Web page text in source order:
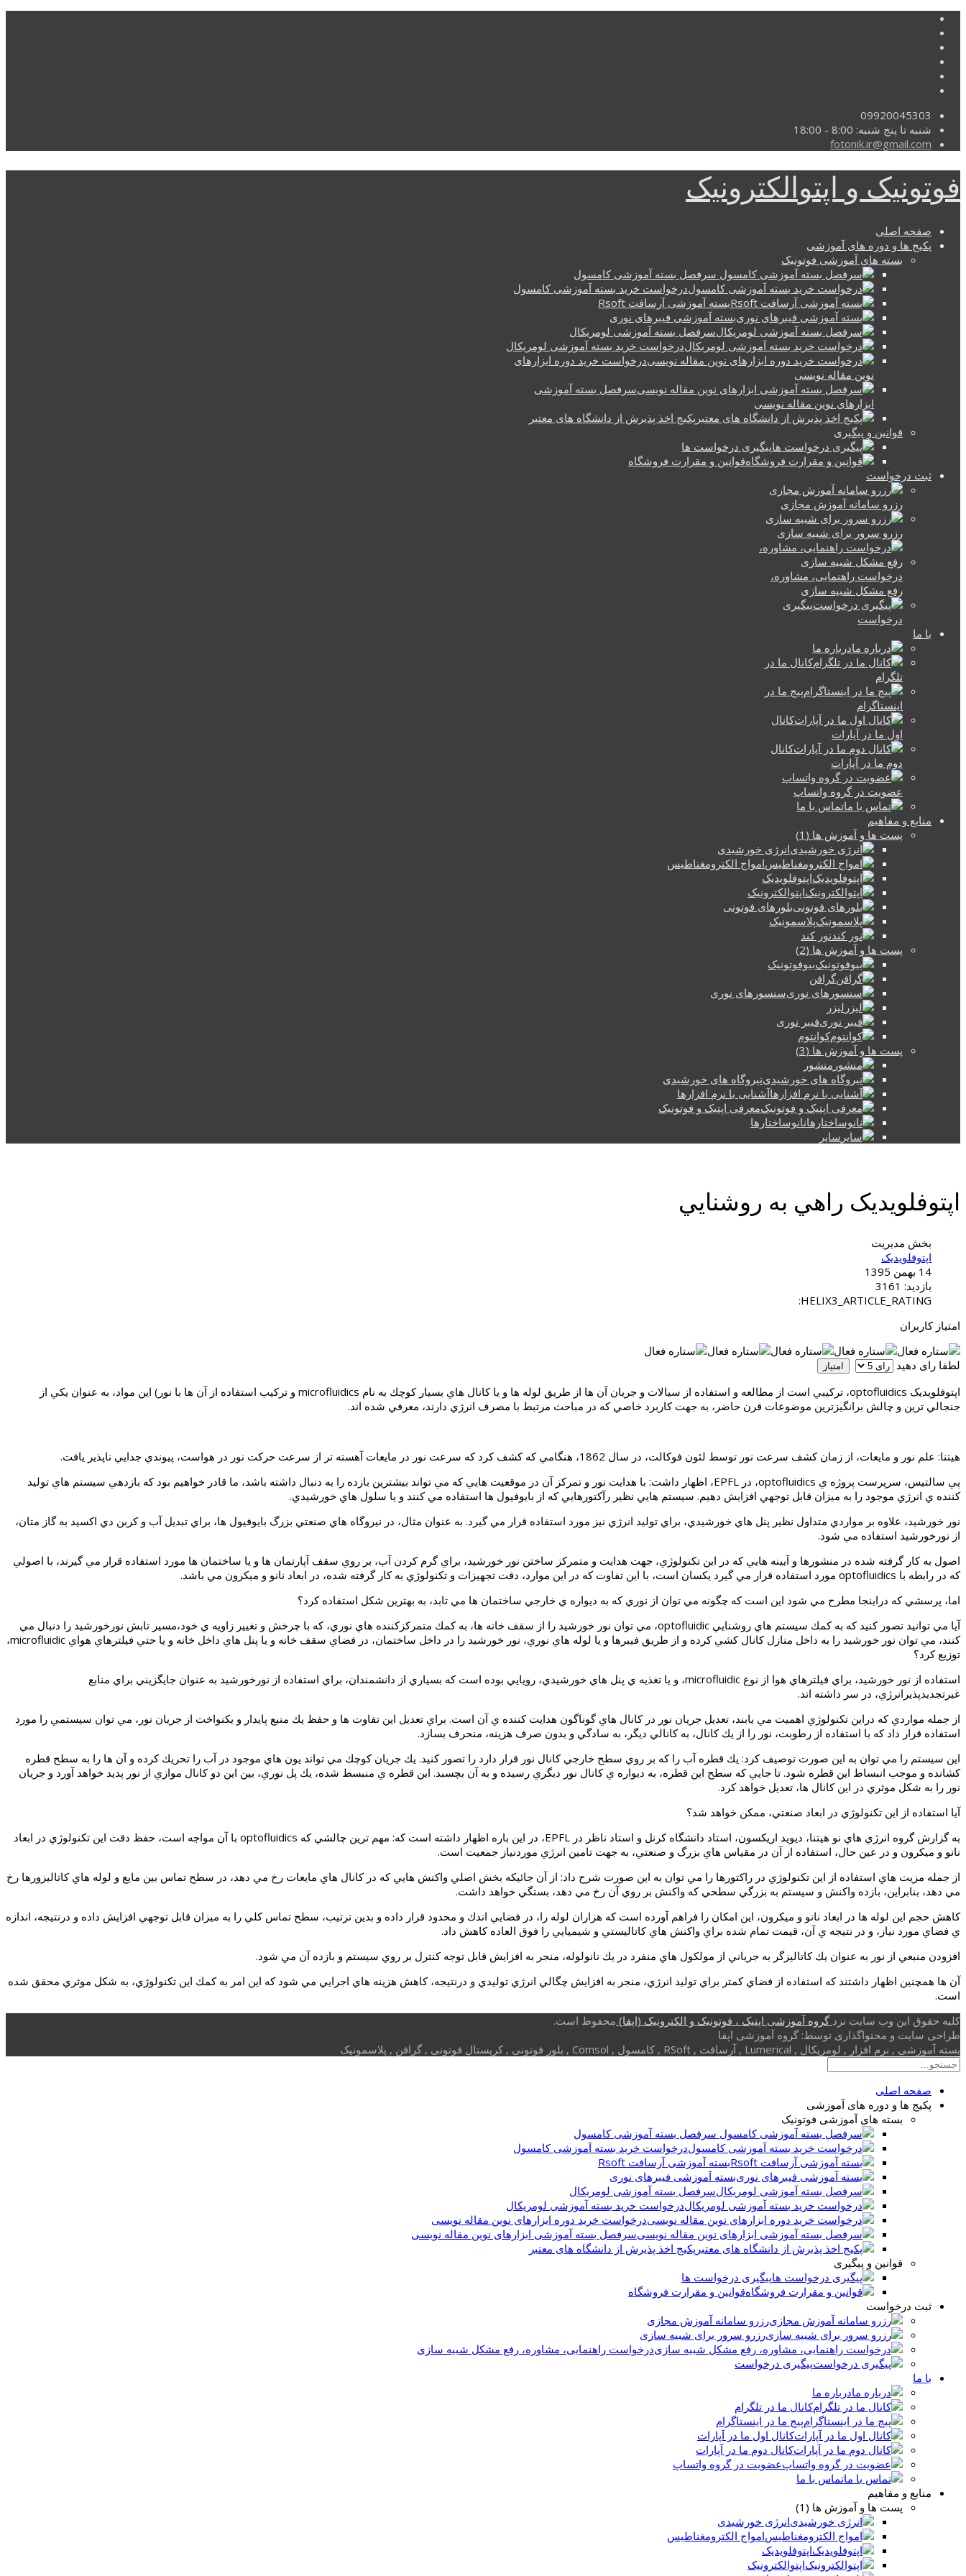
09920045303
شنبه تا پنج شنبه: 8:00 - 18:00
fotonik.ir@gmail.com
فوتونیک و اپتوالکترونیک
صفحه اصلی
پکیج ها و دوره های آموزشی
بسته های آموزشی فوتونیک
سرفصل بسته آموزشی کامسول
درخواست خرید بسته آموزشی کامسول
بسته آموزشی آرسافت Rsoft
بسته آموزشی فیبرهای نوری
سرفصل بسته آموزشی لومریکال
درخواست خرید بسته آموزشی لومریکال
درخواست خرید دوره ابزارهای
نوین مقاله نویسی
سرفصل بسته آموزشی
ابزارهای نوین مقاله نویسی
پکیج اخذ پذیرش از دانشگاه های معتبر
قوانین و پیگیری
پیگیری درخواست ها
قوانین و مقرارت فروشگاه
ثبت درخواست
رزرو سامانه آموزش مجازی
رزرو سرور برای شبیه سازی
درخواست راهنمایی، مشاوره،
رفع مشکل شبیه سازی
پیگیری
درخواست
با ما
درباره ما
کانال ما در
تلگرام
پیج ما در
اینستاگرام
کانال
اول ما در آپارات
کانال
دوم ما در آپارات
عضویت در گروه واتساپ
تماس با ما
منابع و مفاهیم
پست ها و آموزش ها (1)
انرژی خورشیدی
امواج الکترومغناطیس
اپتوفلویدیک
اپتوالکترونیک
بلورهای فوتونی
پلاسمونیک
نور کند
پست ها و آموزش ها (2)
بیوفوتونیک
گرافن
سنسورهای نوری
لیزر
فیبر نوری
کوانتوم
پست ها و آموزش ها (3)
منشور
نیروگاه های خورشیدی
آشنایی با نرم افزارها
معرفی اپتیک و فوتونیک
نانوساختارها
سایر
اپتوفلویدیک راهي به روشنايي
بخش مدیریت
اپتوفلویدیک
14 بهمن 1395
بازدید: 3161
HELIX3_ARTICLE_RATING:
امتیاز کاربران
لطفا رای دهید
اپتوفلویدیک optofluidics، تركيبي است از مطالعه و استفاده از سيالات و جريان آن ها از طريق لوله ها و يا كانال هاي بسيار كوچك به نام microfluidics و تركيب استفاده از آن ها با نور) اين مواد، به عنوان يكي از
جنجالي ترين و چالش برانگيزترين موضوعات قرن حاضر، به جهت كاربرد خاصي كه در مباحث مرتبط با مصرف انرژي دارند، معرفي شده اند.
هيتنا: علم نور و مايعات، از زمان كشف سرعت نور توسط لئون فوكالت، در سال 1862، هنگامي كه كشف كرد كه سرعت نور در مايعات آهسته تر از سرعت حركت نور در هواست، پيوندي جدايي ناپذير يافت.
پي سالتيس، سرپرست پروژه ي optofluidics، در EPFL، اظهار داشت: با هدايت نور و تمركز آن در موقعيت هايي كه مي تواند بيشترين بازده را به دنبال داشته باشد، ما قادر خواهيم بود كه بازدهي سيستم هاي توليد
كننده ي انرژي موجود را به ميزان قابل توجهي افزايش دهيم. سيستم هايي نظير رآكتورهايي كه از بايوفيول ها استفاده مي كنند و يا سلول هاي خورشيدي.
نور خورشيد، علاوه بر مواردي متداول نظير پنل هاي خورشيدي، براي توليد انرژي نيز مورد استفاده قرار مي گيرد. به عنوان مثال، در نيروگاه هاي صنعتي بزرگ بايوفيول ها، براي تبديل آب و كربن دي اكسيد به گاز متان،
از نورخورشيد استفاده مي شود.
اصول به كار گرفته شده در منشورها و آيينه هايي كه در اين تكنولوژي، جهت هدايت و متمركز ساختن نور خورشيد، براي گرم كردن آب، بر روي سقف آپارتمان ها و يا ساختمان ها مورد استفاده قرار مي گيرند، با اصولي
كه در رابطه با optofluidics مورد استفاده قرار مي گيرد يكسان است، با اين تفاوت كه در اين موارد، دقت تجهيزات و تكنولوژي به كار گرفته شده، در ابعاد نانو و ميكرون مي باشد.
اما، پرسشي كه دراينجا مطرح مي شود اين است كه چگونه مي توان از نوري كه به ديواره ي خارجي ساختمان ها مي تابد، به بهترين شكل استفاده كرد؟
آيا مي توانيد تصور كنيد كه به كمك سيستم هاي روشنايي optofluidic، مي توان نور خورشيد را از سقف خانه ها، به كمك متمركزكننده هاي نوري، كه با چرخش و تغيير زاويه ي خود،مسير تابش نورخورشيد را دنبال مي
كنند، مي توان نور خورشيد را به داخل منازل كانال كشي كرده و از طريق فيبرها و يا لوله هاي نوري، نور خورشيد را در داخل ساختمان، در فضاي سقف خانه و يا پنل هاي داخل خانه و يا حتي فيلترهاي هواي microfluidic،
توزيع كرد؟
استفاده از نور خورشيد، براي فيلترهاي هوا از نوع microfluidic، و يا تغذيه ي پنل هاي خورشيدي، رويايي بوده است كه بسياري از دانشمندان، براي استفاده از نورخورشيد به عنوان جايگزيني براي منابع
غيرتجديدپذيرانرژي، در سر داشته اند.
از جمله مواردي كه دراين تكنولوژي اهميت مي يابند، تعديل جريان نور در كانال هاي گوناگون هدايت كننده ي آن است. براي تعديل اين تفاوت ها و حفظ يك منبع پايدار و يكنواخت از جريان نور، مي توان سيستمي را مورد
استفاده قرار داد كه با استفاده از رطوبت، نور را از يك كانال، به كانالي ديگر، به سادگي و بدون صرف هزينه، منحرف بسازد.
اين سيستم را مي توان به اين صورت توصيف كرد: يك قطره آب را كه بر روي سطح خارجي كانال نور قرار دارد را تصور كنيد. يك جريان كوچك مي تواند يون هاي موجود در آب را تحريك كرده و آن ها را به سطح قطره
كشانده و موجب انبساط اين قطره شود. تا جايي كه سطح اين قطره، به ديواره ي كانال نور ديگري رسيده و به آن بچسبد. اين قطره ي منبسط شده، يك پل نوري، بين اين دو كانال موازي از نور پديد خواهد آورد و جريان
نور را به شكل موثري در اين كانال ها، تعديل خواهد كرد.
آيا استفاده از اين تكنولوژي در ابعاد صنعتي، ممكن خواهد شد؟
به گزارش گروه انرژي هاي نو هيتنا، ديويد اريكسون، استاد دانشگاه كرنل و استاد ناظر در EPFL، در اين باره اظهار داشته است كه: مهم ترين چالشي كه optofluidics با آن مواجه است، حفظ دقت اين تكنولوژي در ابعاد
نانو و ميكرون و در عين حال، استفاده از آن در مقياس هاي بزرگ و صنعتي، به جهت تامين انرژي موردنياز جمعيت است.
از جمله مزيت هاي استفاده از اين تكنولوژي در راكتورها را مي توان به اين صورت شرح داد: از آن جائيكه بخش اصلي واكنش هايي كه در كانال هاي مايعات رخ مي دهد، در سطح تماس بين مايع و لوله هاي كاتاليزورها رخ
مي دهد، بنابراين، بازده واكنش و سيستم به بزرگي سطحي كه واكنش بر روي آن رخ مي دهد، بستگي خواهد داشت.
كاهش حجم اين لوله ها در ابعاد نانو و ميكرون، اين امكان را فراهم آورده است كه هزاران لوله را، در فضايي اندك و محدود قرار داده و بدين ترتيب، سطح تماس كلي را به ميزان قابل توجهي افزايش داده و درنتيجه، اندازه
ي فضاي مورد نياز، و در نتيجه ي آن، قيمت تمام شده براي واكنش هاي كاتاليستي و شيميايي را فوق العاده كاهش داد.
افزودن منبعي از نور به عنوان يك كاتاليزگر به جرياني از مولكول هاي منفرد در يك نانولوله، منجر به افزايش قابل توجه كنترل بر روي سيستم و بازده آن مي شود.
آن ها همچنين اظهار داشتند كه استفاده از فضاي كمتر براي توليد انرژي، منجر به افزايش چگالي انرژي توليدي و درنتيجه، كاهش هزينه هاي اجرايي مي شود كه اين امر به كمك اين تكنولوژي، به شكل موثري محقق شده
است.
کلیه حقوق این وب سایت نزد گروه آموزشی اپتیک ، فوتونیک و الکترونیک (اپفا) محفوظ است.
طراحی سایت و محتواگذاری توسط: گروه آموزشی اپفا
بسته آموزشی , نرم افزار , لومریکال , Lumerical , آرسافت , RSoft , کامسول , Comsol , بلور فوتونی , کریستال فوتونی , گرافن , پلاسمونیک
صفحه اصلی
پکیج ها و دوره های آموزشی
بسته های آموزشی فوتونیک
سرفصل بسته آموزشی کامسول
درخواست خرید بسته آموزشی کامسول
بسته آموزشی آرسافت Rsoft
بسته آموزشی فیبرهای نوری
سرفصل بسته آموزشی لومریکال
درخواست خرید بسته آموزشی لومریکال
درخواست خرید دوره ابزارهای نوین مقاله نویسی
سرفصل بسته آموزشی ابزارهای نوین مقاله نویسی
پکیج اخذ پذیرش از دانشگاه های معتبر
قوانین و پیگیری
پیگیری درخواست ها
قوانین و مقرارت فروشگاه
ثبت درخواست
رزرو سامانه آموزش مجازی
رزرو سرور برای شبیه سازی
درخواست راهنمایی، مشاوره، رفع مشکل شبیه سازی
پیگیری درخواست
با ما
درباره ما
کانال ما در تلگرام
پیج ما در اینستاگرام
کانال اول ما در آپارات
کانال دوم ما در آپارات
عضویت در گروه واتساپ
تماس با ما
منابع و مفاهیم
پست ها و آموزش ها (1)
انرژی خورشیدی
امواج الکترومغناطیس
اپتوفلویدیک
اپتوالکترونیک